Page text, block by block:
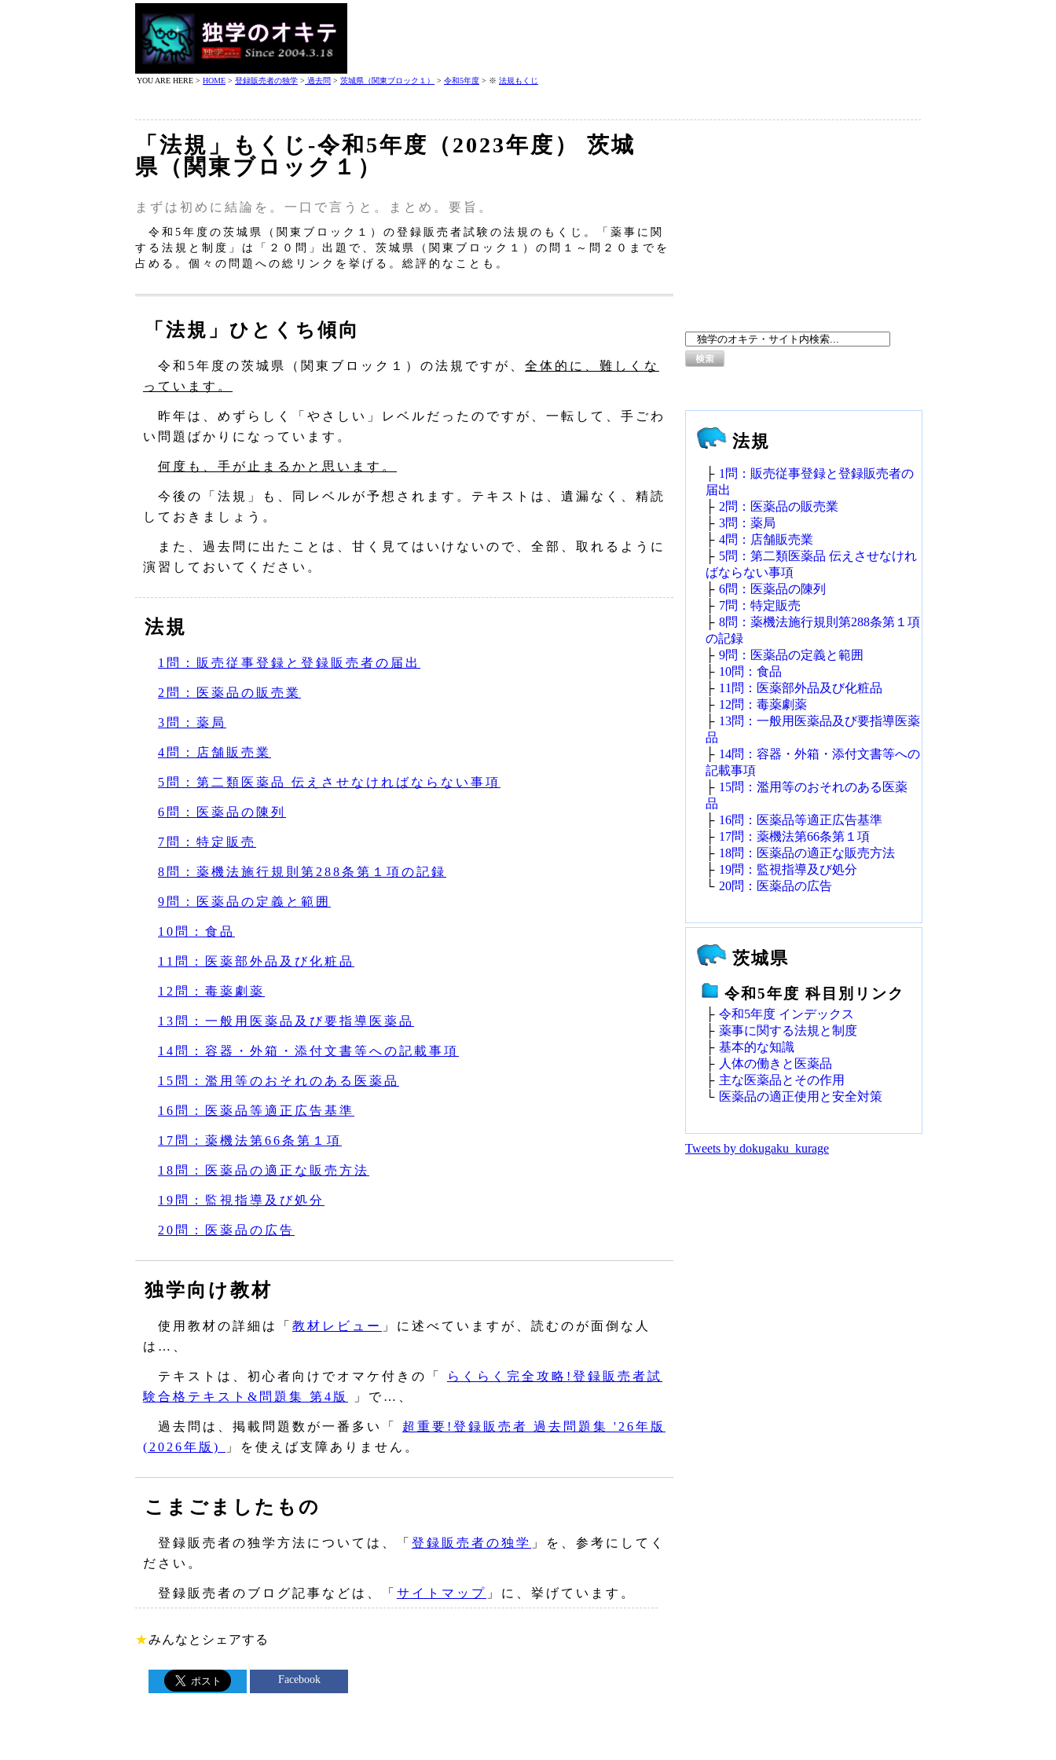
YOU ARE HERE > HOME > 登録販売者の独学 > 過去問 > 茨城県（関東ブロック１） > 令和5年度 > ※ 法規もくじ
「法規」もくじ‐令和5年度（2023年度） 茨城
県（関東ブロック１）
まずは初めに結論を。一口で言うと。まとめ。要旨。
令和5年度の茨城県（関東ブロック１）の登録販売者試験の法規のもくじ。「薬事に関
する法規と制度」は「２０問」出題で、茨城県（関東ブロック１）の問１～問２０までを
占める。個々の問題への総リンクを挙げる。総評的なことも。
「法規」ひとくち傾向
令和5年度の茨城県（関東ブロック１）の法規ですが、 全体的に、難しくな
っています。
昨年は、めずらしく「やさしい」レベルだったのですが、一転して、手ごわ
い問題ばかりになっています。
何度も、手が止まるかと思います。
今後の「法規」も、同レベルが予想されます。テキストは、遺漏なく、精読
しておきましょう。
また、過去問に出たことは、甘く見てはいけないので、全部、取れるように
演習しておいてください。
法規
1問：販売従事登録と登録販売者の届出
2問：医薬品の販売業
3問：薬局
4問：店舗販売業
5問：第二類医薬品 伝えさせなければならない事項
6問：医薬品の陳列
7問：特定販売
8問：薬機法施行規則第288条第１項の記録
9問：医薬品の定義と範囲
10問：食品
11問：医薬部外品及び化粧品
12問：毒薬劇薬
13問：一般用医薬品及び要指導医薬品
14問：容器・外箱・添付文書等への記載事項
15問：濫用等のおそれのある医薬品
16問：医薬品等適正広告基準
17問：薬機法第66条第１項
18問：医薬品の適正な販売方法
19問：監視指導及び処分
20問：医薬品の広告
独学向け教材
使用教材の詳細は「 教材レビュー 」に述べていますが、読むのが面倒な人
は…、
テキストは、初心者向けでオマケ付きの「
らくらく完全攻略!登録販売者試
験合格テキスト&問題集 第4版
」で…、
過去問は、掲載問題数が一番多い「
超重要!登録販売者 過去問題集 '26年版
(2026年版)
」を使えば支障ありません。
こまごましたもの
登録販売者の独学方法については、「 登録販売者の独学 」を、参考にしてく
ださい。
登録販売者のブログ記事などは、「 サイトマップ 」に、挙げています。
★みんなとシェアする
Facebook
法規
├ 1問：販売従事登録と登録販売者の
届出
├ 2問：医薬品の販売業
├ 3問：薬局
├ 4問：店舗販売業
├ 5問：第二類医薬品 伝えさせなけれ
ばならない事項
├ 6問：医薬品の陳列
├ 7問：特定販売
├ 8問：薬機法施行規則第288条第１項
の記録
├ 9問：医薬品の定義と範囲
├ 10問：食品
├ 11問：医薬部外品及び化粧品
├ 12問：毒薬劇薬
├ 13問：一般用医薬品及び要指導医薬
品
├ 14問：容器・外箱・添付文書等への
記載事項
├ 15問：濫用等のおそれのある医薬
品
├ 16問：医薬品等適正広告基準
├ 17問：薬機法第66条第１項
├ 18問：医薬品の適正な販売方法
├ 19問：監視指導及び処分
└ 20問：医薬品の広告
茨城県
令和5年度 科目別リンク
├ 令和5年度 インデックス
├ 薬事に関する法規と制度
├ 基本的な知識
├ 人体の働きと医薬品
├ 主な医薬品とその作用
└ 医薬品の適正使用と安全対策
Tweets by dokugaku_kurage